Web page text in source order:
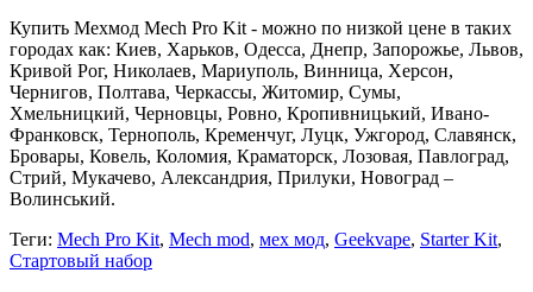
Купить Мехмод Mech Pro Kit - можно по низкой цене в таких
городах как: Киев, Харьков, Одесса, Днепр, Запорожье, Львов,
Кривой Рог, Николаев, Мариуполь, Винница, Херсон,
Чернигов, Полтава, Черкассы, Житомир, Сумы,
Хмельницкий, Черновцы, Ровно, Кропивницький, Ивано-
Франковск, Тернополь, Кременчуг, Луцк, Ужгород, Славянск,
Бровары, Ковель, Коломия, Краматорск, Лозовая, Павлоград,
Стрий, Мукачево, Александрия, Прилуки, Новоград –
Волинський.
Теги: Mech Pro Kit, Mech mod, мех мод, Geekvape, Starter Kit,
Стартовый набор